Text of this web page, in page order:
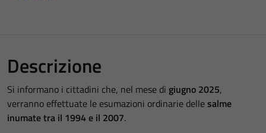
Descrizione
Si informano i cittadini che, nel mese di giugno 2025,
verranno effettuate le esumazioni ordinarie dellesalme
inumate tra il 1994 e il 2007.